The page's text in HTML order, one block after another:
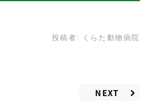
投稿者: くらた動物病院
NEXT